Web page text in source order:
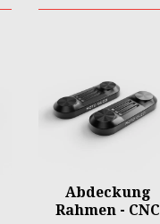
Abdeckung
Rahmen - CNC